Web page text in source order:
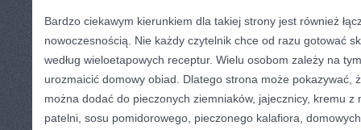
Bardzo ciekawym kierunkiem dla takiej strony jest również
nowoczesnością. Nie każdy czytelnik chce od razu gotować
według wieloetapowych receptur. Wielu osobom zależy na
urozmaicić domowy obiad. Dlatego strona może pokazywać,
można dodać do pieczonych ziemniaków, jajecznicy, kremu z
patelni, sosu pomidorowego, pieczonego kalafiora,